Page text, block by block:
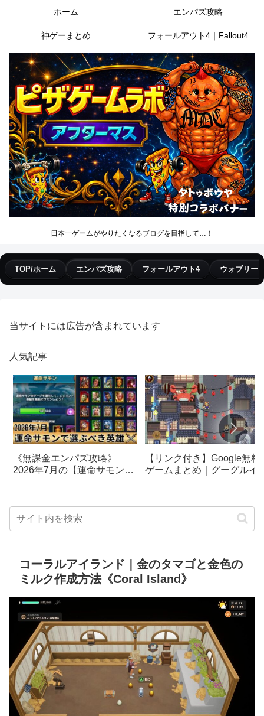
日本一ゲームがやりたくなるブログを目指して…！
ホーム エンパズ攻略
神ゲーまとめ フォールアウト4｜Fallout4
TOP/ホーム エンパズ攻略 フォールアウト4 ウォブリー
当サイトには広告が含まれています
人気記事
《無課金エンパズ攻略》
2026年7月の【運命サモン】
【リンク付き】Google無料
ゲームまとめ｜グーグルイ
クetc…
コーラルアイランド｜金のタマゴと金色の
ミルク作成方法《Coral Island》